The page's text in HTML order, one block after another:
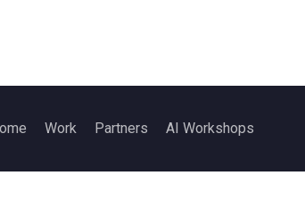
Work Partners AI Workshops